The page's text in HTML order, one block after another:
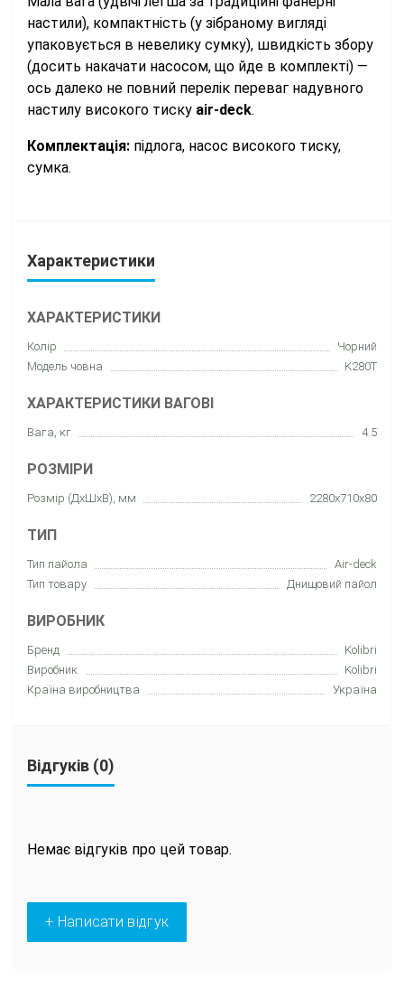
настили), компактність (у зібраному вигляді
упаковується в невелику сумку), швидкість збору
(досить накачати насосом, що йде в комплекті) —
ось далеко не повний перелік переваг надувного
настилу високого тиску аir-deck.
Комплектація: підлога, насос високого тиску,
сумка.
Характеристики
ХАРАКТЕРИСТИКИ
Колір
Чорний
Модель човна
K280T
ХАРАКТЕРИСТИКИ ВАГОВІ
Вага, кг 4.5
РОЗМІРИ
Розмір (ДхШхВ), мм 2280x710x80
ТИП
Тип пайола
Air-deck
Тип товару
Днищовий пайол
ВИРОБНИК
Бренд
Kolibri
Виробник
Kolibri
Країна виробництва
Україна
Відгуків (0)
Немає відгуків про цей товар.
+ Написати відгук